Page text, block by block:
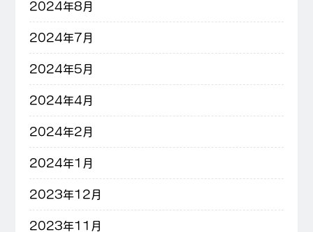
2024年8月
2024年7月
2024年5月
2024年4月
2024年2月
2024年1月
2023年12月
2023年11月